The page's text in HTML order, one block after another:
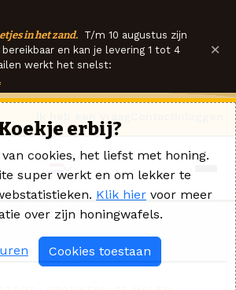
in het zand. T/m 10 augustus zijn
en kan je levering 1 tot 4
werkt het snelst:
×
erbij?
cookies, het liefst met honing.
super werkt en om lekker te
Klik hier voor meer
over zijn honingwafels.
Cookies toestaan